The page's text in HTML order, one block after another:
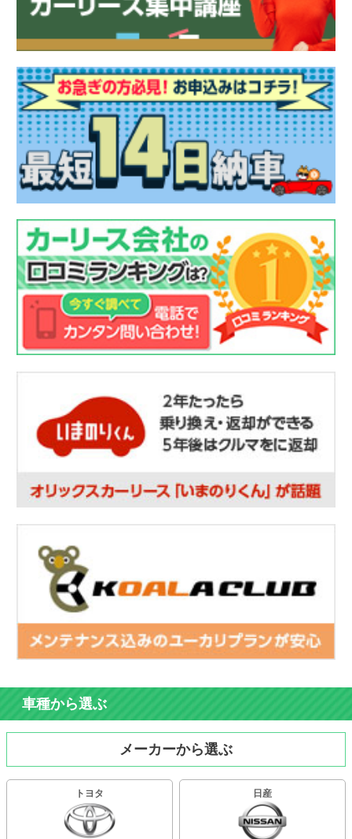
車種から選ぶ
メーカーから選ぶ
トヨタ 日産